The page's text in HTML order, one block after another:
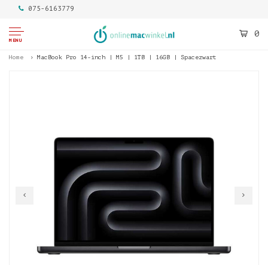
075-6163779
MENU
0
Home MacBook Pro 14-inch | M5 | 1TB | 16GB | Spacezwart